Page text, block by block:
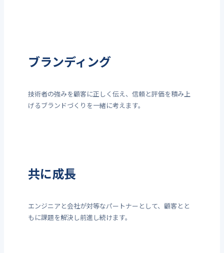
ブランディング
技術者の強みを顧客に正しく伝え、信頼と評価を積み上
げるブランドづくりを一緒に考えます。
共に成長
エンジニアと会社が対等なパートナーとして、顧客とと
もに課題を解決し前進し続けます。